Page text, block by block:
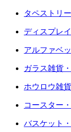
タペストリ
ディスプレ
アルファベ
ガラス雑貨
ホウロウ雑貨
コースター
バスケット